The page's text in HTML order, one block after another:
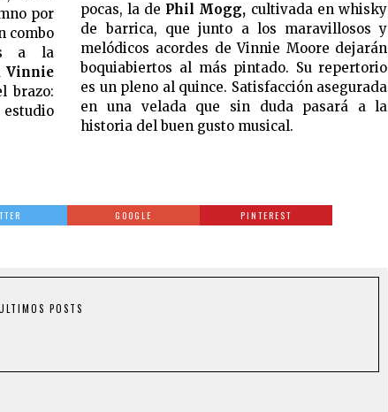
por
combo
a la
Vinnie
brazo:
estudio
pocas, la de Phil Mogg, cultivada en whisky
de barrica, que junto a los maravillosos y
melódicos acordes de Vinnie Moore dejarán
boquiabiertos al más pintado. Su repertorio
es un pleno al quince. Satisfacción asegurada
en una velada que sin duda pasará a la
historia del buen gusto musical.
GOOGLE PINTEREST
POSTS